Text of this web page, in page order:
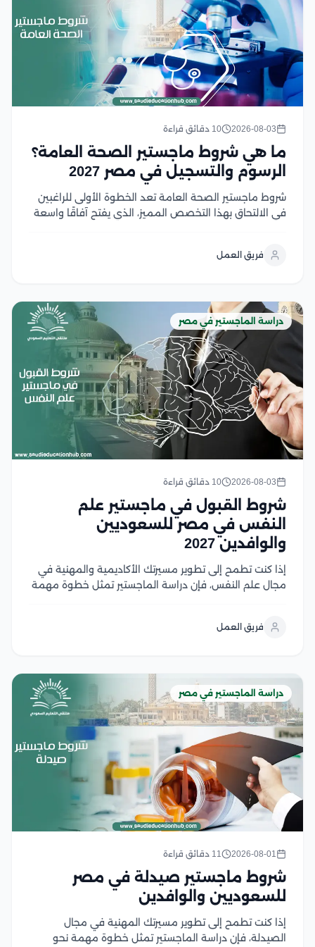
2026-08-03 10 دقائق قراءة
ما هي شروط ماجستير الصحة العامة؟
الرسوم والتسجيل في مصر 2027
شروط ماجستير الصحة العامة تعد الخطوة الأولى للراغبين
في الالتحاق بهذا التخصص المميز، الذي يفتح آفاقًا واسعة
البرنامج المناسب ومعرفة متطلبات القبول أمر ضروري...
فريق العمل
دراسة الماجستير في مصر
2026-08-03 10 دقائق قراءة
شروط القبول في ماجستير علم
النفس في مصر للسعوديين
والوافدين 2027
إذا كنت تطمح إلى تطوير مسيرتك الأكاديمية والمهنية في
مجال علم النفس، فإن دراسة الماجستير تمثل خطوة مهمة
استعدادك الكامل، وفي هذا المقال نستعرض...
فريق العمل
دراسة الماجستير في مصر
2026-08-01 11 دقائق قراءة
شروط ماجستير صيدلة في مصر
للسعوديين والوافدين
إذا كنت تطمح إلى تطوير مسيرتك المهنية في مجال
الصيدلة، فإن دراسة الماجستير تمثل خطوة مهمة نحو